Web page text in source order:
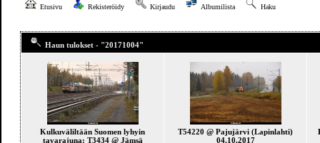
Etusivu Rekisteröidy Kirjaudu Albumilista Haku
Haun tulokset - "20171004"
Kulkuväliltään Suomen lyhyin
tavarajuna: T3434 @ Jämsä
T54220 @ Pajujärvi (Lapinlahti)
04.10.2017